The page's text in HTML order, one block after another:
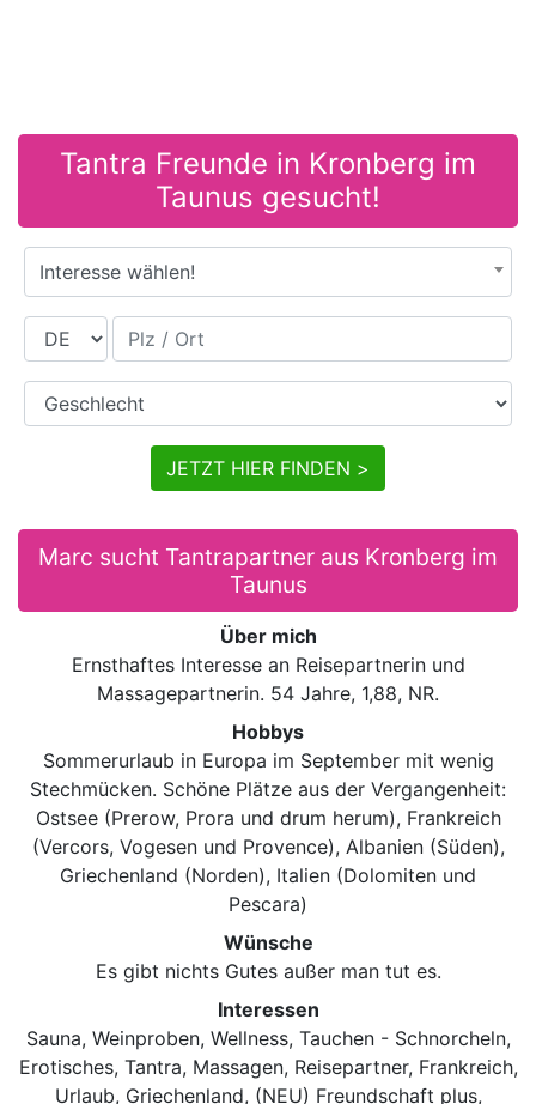
Tantra Freunde in Kronberg im
Taunus gesucht!
Interesse wählen!
Land Plz / Ort
Geschlecht
JETZT HIER FINDEN >
Marc sucht Tantrapartner aus Kronberg im
Taunus
Über mich
Ernsthaftes Interesse an Reisepartnerin und
Massagepartnerin. 54 Jahre, 1,88, NR.
Hobbys
Sommerurlaub in Europa im September mit wenig
Stechmücken. Schöne Plätze aus der Vergangenheit:
Ostsee (Prerow, Prora und drum herum), Frankreich
(Vercors, Vogesen und Provence), Albanien (Süden),
Griechenland (Norden), Italien (Dolomiten und
Pescara)
Wünsche
Es gibt nichts Gutes außer man tut es.
Interessen
Sauna, Weinproben, Wellness, Tauchen - Schnorcheln,
Erotisches, Tantra, Massagen, Reisepartner, Frankreich,
Urlaub, Griechenland, (NEU) Freundschaft plus,